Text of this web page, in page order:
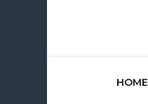
HOME